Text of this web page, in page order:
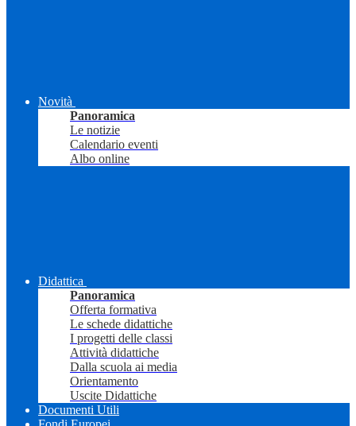
Novità
Panoramica
Le notizie
Calendario eventi
Albo online
Didattica
Panoramica
Offerta formativa
Le schede didattiche
I progetti delle classi
Attività didattiche
Dalla scuola ai media
Orientamento
Uscite Didattiche
Documenti Utili